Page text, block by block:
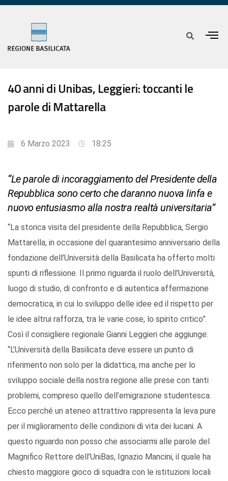
40 anni di Unibas, Leggieri: toccanti le
parole di Mattarella
6 Marzo 2023 18:25
“Le parole di incoraggiamento del Presidente della
Repubblica sono certo che daranno nuova linfa e
nuovo entusiasmo alla nostra realtà universitaria”
“La storica visita del presidente della Repubblica, Sergio
Mattarella, in occasione del quarantesimo anniversario della
fondazione dell’Università della Basilicata ha offerto molti
spunti di riflessione. Il primo riguarda il ruolo dell’Università,
luogo di studio, di confronto e di autentica affermazione
democratica, in cui lo sviluppo delle idee ed il rispetto per
le idee altrui rafforza, tra le varie cose, lo spirito critico”.
Così il consigliere regionale Gianni Leggieri che aggiunge:
“L’Università della Basilicata deve essere un punto di
riferimento non solo per la didattica, ma anche per lo
sviluppo sociale della nostra regione alle prese con tanti
problemi, compreso quello dell’emigrazione studentesca.
Ecco perché un ateneo attrattivo rappresenta la leva pure
per il miglioramento delle condizioni di vita dei lucani. A
questo riguardo non posso che associarmi alle parole del
Magnifico Rettore dell’UniBas, Ignazio Mancini, il quale ha
chiesto maggiore gioco di squadra con le istituzioni locali